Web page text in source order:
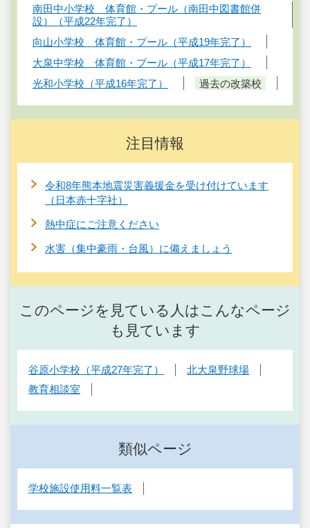
南田中小学校 体育館・プール（南田中図書館併
設）（平成22年完了）
向山小学校 体育館・プール（平成19年完了）
大泉中学校 体育館・プール（平成17年完了）
光和小学校（平成16年完了）
過去の改築校
注目情報
令和8年熊本地震災害義援金を受け付けています
（日本赤十字社）
熱中症にご注意ください
水害（集中豪雨・台風）に備えましょう
このページを見ている人はこんなページ
も見ています
谷原小学校（平成27年完了）
北大泉野球場
教育相談室
類似ページ
学校施設使用料一覧表